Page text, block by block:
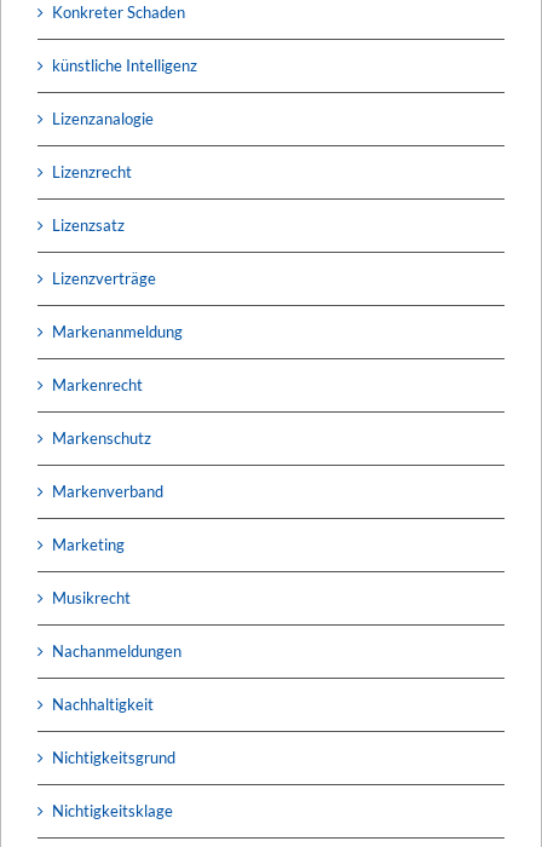
Konkreter Schaden
künstliche Intelligenz
Lizenzanalogie
Lizenzrecht
Lizenzsatz
Lizenzverträge
Markenanmeldung
Markenrecht
Markenschutz
Markenverband
Marketing
Musikrecht
Nachanmeldungen
Nachhaltigkeit
Nichtigkeitsgrund
Nichtigkeitsklage